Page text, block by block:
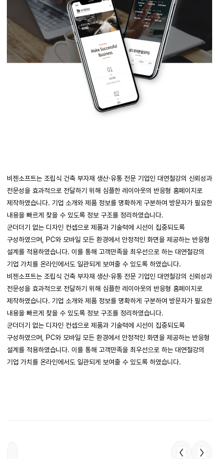
비젠소프트는 조립식 건축 부자재 생산·유통 전문 기업인 대연철강의 신뢰성과
전문성을 효과적으로 전달하기 위해 심플한 레이아웃의 반응형 홈페이지로
제작하였습니다. 기업 소개와 제품 정보를 명확하게 구분하여 방문자가 필요한
내용을 빠르게 찾을 수 있도록 정보 구조를 정리하였습니다.
군더더기 없는 디자인 컨셉으로 제품과 기술력에 시선이 집중되도록
구성하였으며, PC와 모바일 모든 환경에서 안정적인 화면을 제공하는 반응형
설계를 적용하였습니다. 이를 통해 고객만족을 최우선으로 하는 대연철강의
기업 가치를 온라인에서도 일관되게 보여줄 수 있도록 하였습니다.
비젠소프트는 조립식 건축 부자재 생산·유통 전문 기업인 대연철강의 신뢰성과
전문성을 효과적으로 전달하기 위해 심플한 레이아웃의 반응형 홈페이지로
제작하였습니다. 기업 소개와 제품 정보를 명확하게 구분하여 방문자가 필요한
내용을 빠르게 찾을 수 있도록 정보 구조를 정리하였습니다.
군더더기 없는 디자인 컨셉으로 제품과 기술력에 시선이 집중되도록
구성하였으며, PC와 모바일 모든 환경에서 안정적인 화면을 제공하는 반응형
설계를 적용하였습니다. 이를 통해 고객만족을 최우선으로 하는 대연철강의
기업 가치를 온라인에서도 일관되게 보여줄 수 있도록 하였습니다.